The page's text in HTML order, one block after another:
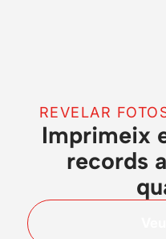
REVELAR
Imprimeix
records